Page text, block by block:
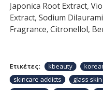
Japonica Root Extract,
Extract, Sodium
Fragrance, Citronellol,
Ετικέτες: kbeauty
skincare addicts
glass skin